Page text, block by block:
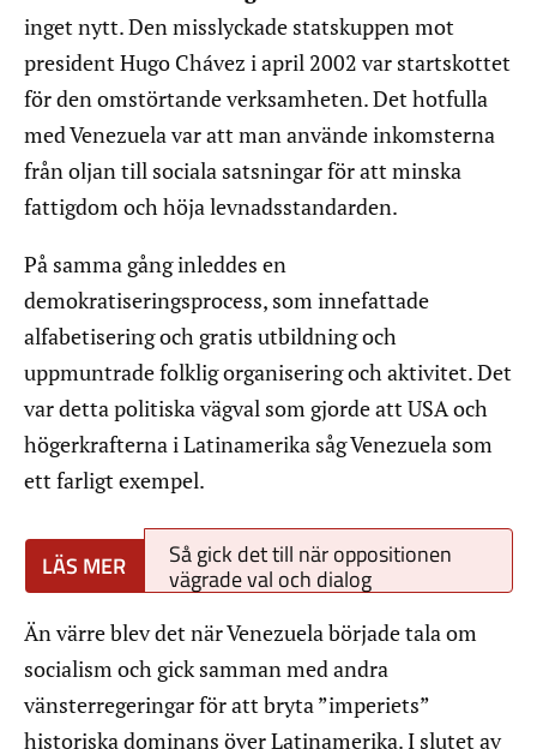
inget nytt. Den misslyckade statskuppen mot
president Hugo Chávez i april 2002 var startskottet
för den omstörtande verksamheten. Det hotfulla
med Venezuela var att man använde inkomsterna
från oljan till sociala satsningar för att minska
fattigdom och höja levnadsstandarden.
På samma gång inleddes en
demokratiseringsprocess, som innefattade
alfabetisering och gratis utbildning och
uppmuntrade folklig organisering och aktivitet. Det
var detta politiska vägval som gjorde att USA och
högerkrafterna i Latinamerika såg Venezuela som
ett farligt exempel.
Så gick det till när oppositionen
vägrade val och dialog
Än värre blev det när Venezuela började tala om
socialism och gick samman med andra
vänsterregeringar för att bryta ”imperiets”
historiska dominans över Latinamerika. I slutet av